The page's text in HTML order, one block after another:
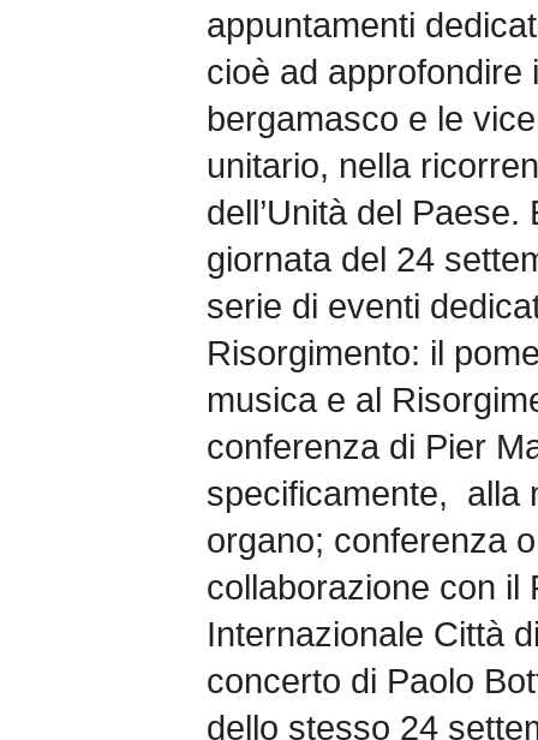
appuntamenti
cioè ad approfondire
bergamasco e le
unitario, nella
dell’Unità del
giornata del 24
serie di eventi
Risorgimento: il
musica e al
conferenza di Pier
specificamente, alla
organo; conferenza
collaborazione con il
Internazionale Città
concerto di Paolo
dello stesso 24